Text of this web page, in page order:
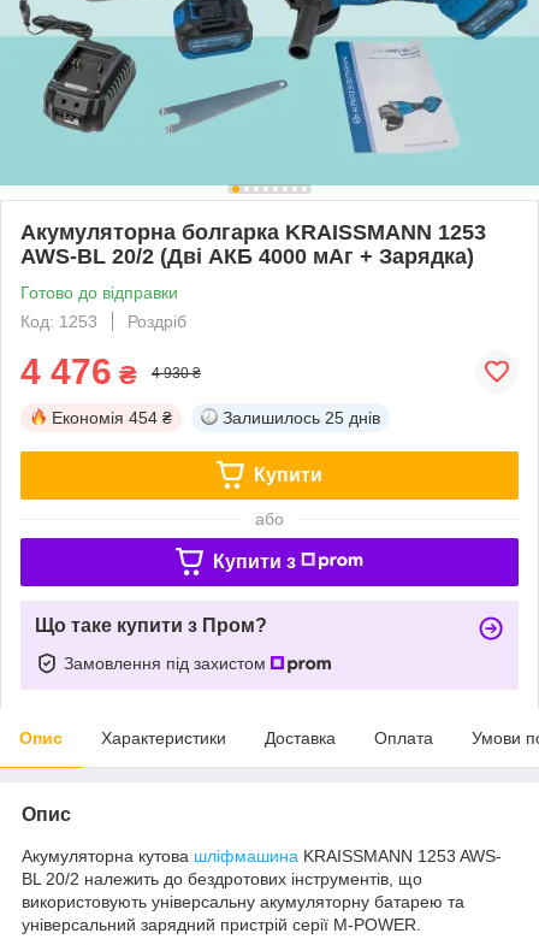
Акумуляторна болгарка KRAISSMANN 1253
AWS-BL 20/2 (Дві АКБ 4000 мАг + Зарядка)
Готово до відправки
Код: 1253
Роздріб
4 476 ₴ 4 930 ₴
Економія 454 ₴ Залишилось 25 днів
Купити
або
Купити з
Що таке купити з Пром?
Замовлення під захистом
Опис Характеристики Доставка Оплата Умови
Опис
Акумуляторна кутова шліфмашина KRAISSMANN 1253 AWS-
BL 20/2 належить до бездротових інструментів, що
використовують універсальну акумуляторну батарею та
універсальний зарядний пристрій серії M-POWER.